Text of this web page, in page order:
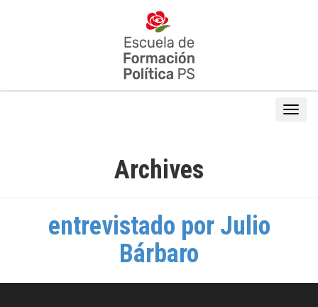
Archives
entrevistado por Julio
Bárbaro